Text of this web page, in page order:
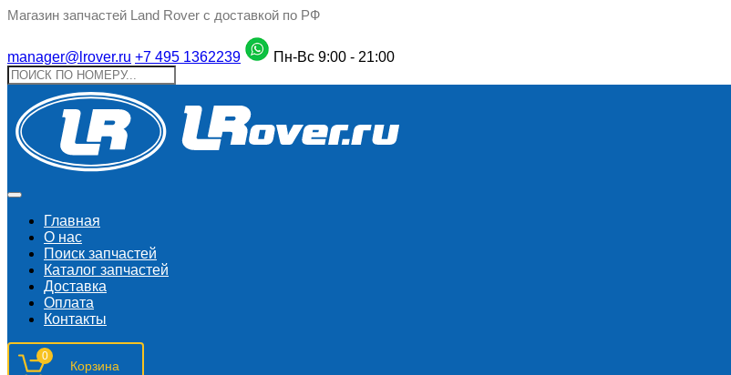
Магазин запчастей Land Rover с доставкой по РФ
manager@lrover.ru +7 495 1362239 Пн-Вс 9:00 - 21:00
Главная
О нас
Поиск запчастeй
Каталог запчастей
Доставка
Оплата
Контакты
0